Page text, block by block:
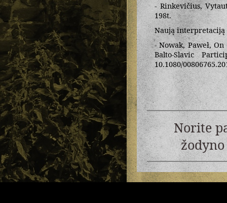
- Rinkevičius,
198t.
Naują interpretaciją
- Nowak, Paweł,
Balto-Slavic
10.1080/
Norite